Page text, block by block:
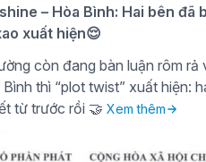
– Hòa Bình: Hai bên đã
xuất hiện😌
còn đang bàn luận rôm rả
thì “plot twist” xuất hiện:
từ trước rồi 🤝 Xem thêm